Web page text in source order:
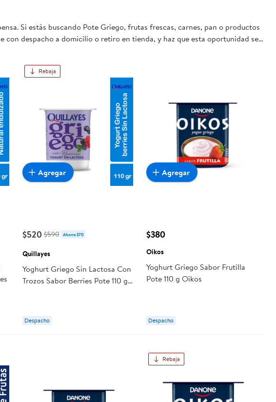
Si estás buscando Pote Griego, frutas frescas, carnes, pan o productos
despacho a domicilio o retiro en tienda, y haz que esta oportunidad sea
Rebaja
$520 $590 Ahorra $70
Quillayes
Yoghurt Griego Sin Lactosa Con
Trozos Sabor Berries Pote 110 g
Despacho
Agregar
$380
Oikos
Yoghurt Griego Sabor Frutilla
Pote 110 g Oikos
Despacho
Agregar
Rebaja